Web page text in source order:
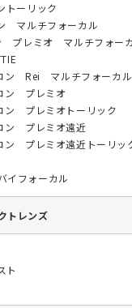
トーリック
マルチフォーカル
プレミオ マルチフォー
ン Rei マルチフォーカル
ン プレミオ
ン プレミオトーリック
ン プレミオ遠近
ン プレミオ遠近トーリッ
フォーカル
トレンズ
ト